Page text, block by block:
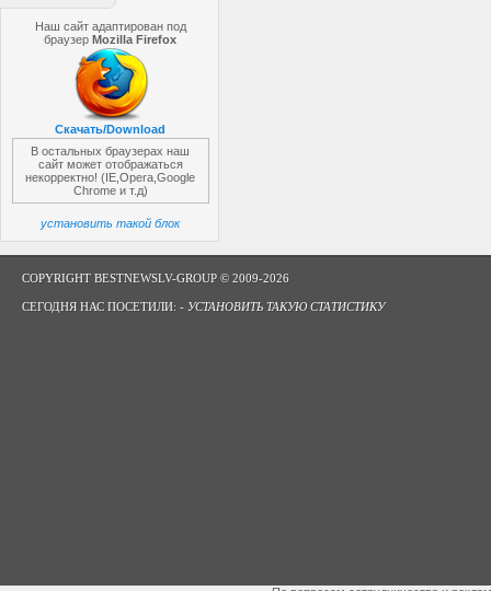
Наш сайт адаптирован под
браузерMozilla Firefox
Скачать/Download
В остальных браузерах наш
сайт может отображаться
некорректно! (IE,Opera,Google
Chrome и т.д)
установить такой блок
COPYRIGHT BESTNEWSLV-GROUP © 2009-2026
СЕГОДНЯ НАС ПОСЕТИЛИ: - УСТАНОВИТЬ ТАКУЮ СТАТИСТИКУ